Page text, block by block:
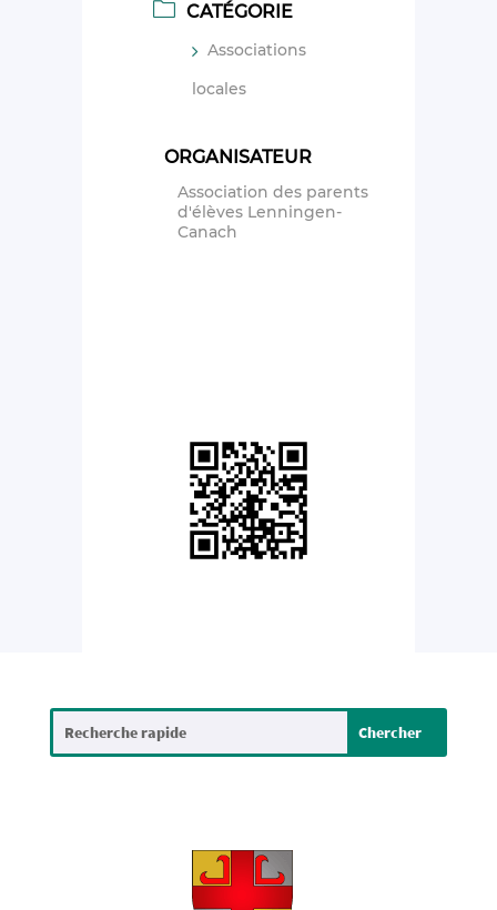
CATÉGORIE
Associations
locales
ORGANISATEUR
Association des parents
d'élèves Lenningen-
Canach